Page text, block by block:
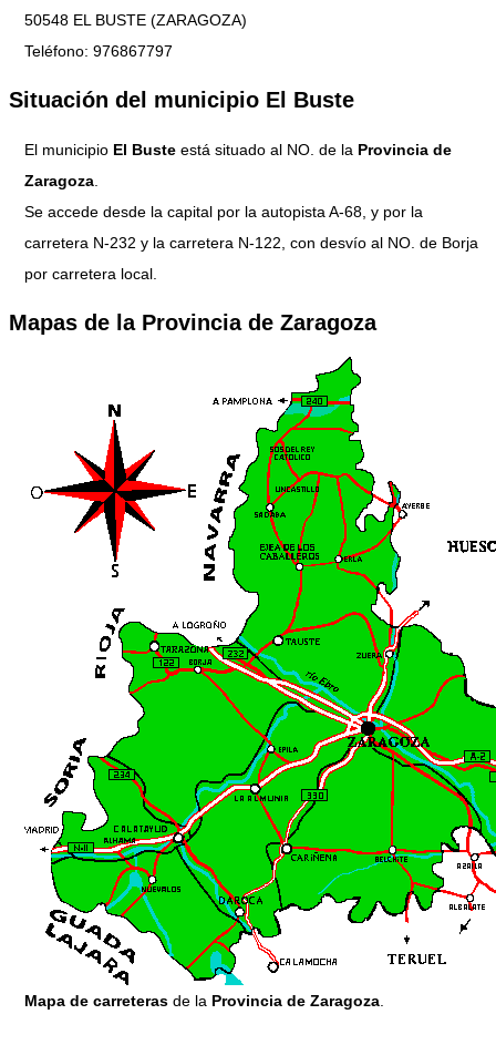
50548 EL BUSTE (ZARAGOZA)
Teléfono: 976867797
Situación del municipio El Buste
El municipio El Buste está situado al NO. de la Provincia de
Zaragoza
Se accede desde la capital por la autopista A-68, y por la
carretera N-232 y la carretera N-122, con desvío al NO. de Borja
por carretera local.
Mapas de la Provincia de Zaragoza
Mapa de carreteras de la Provincia de Zaragoza